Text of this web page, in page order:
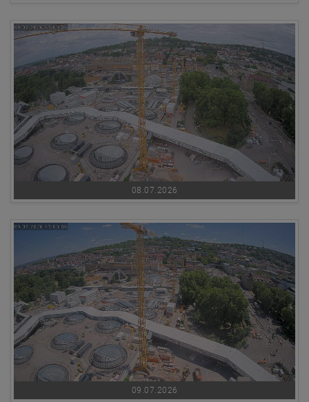
08.07.2026
09.07.2026